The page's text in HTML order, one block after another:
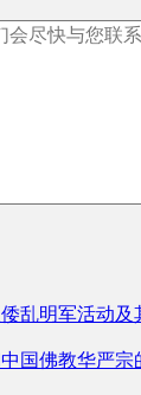
乱明军活动及
国佛教华严宗